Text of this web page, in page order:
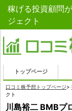
稼げる投資顧問
ジェクト
トップページ
口コミ株予想トップページ>
クト
川島裕二 BMBプ